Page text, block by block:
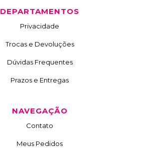
DEPARTAMENTOS
Privacidade
Trocas e Devoluções
Dúvidas Frequentes
Prazos e Entregas
NAVEGAÇÃO
Contato
Meus Pedidos